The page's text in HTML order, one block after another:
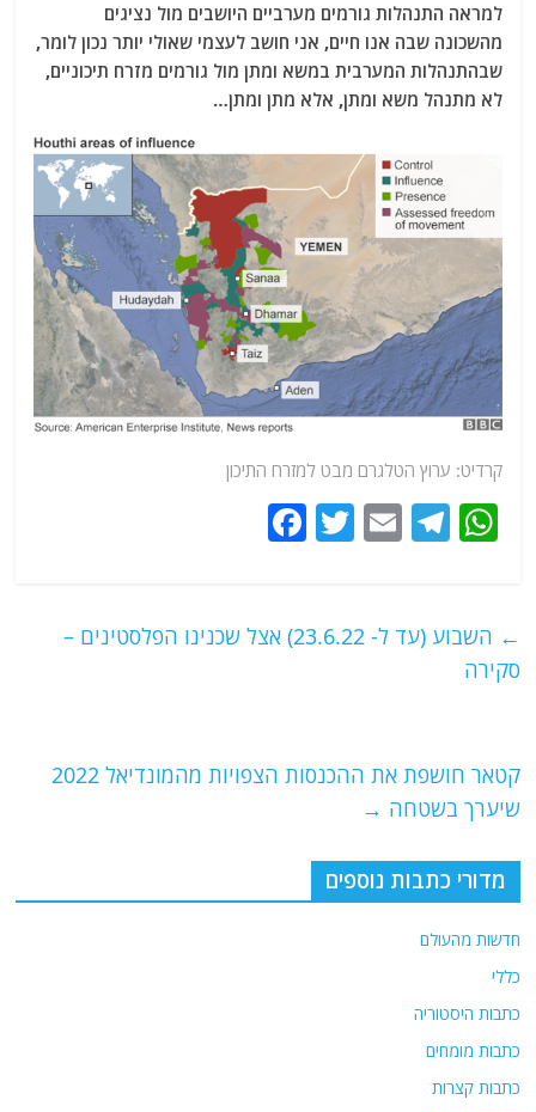
למראה התנהלות גורמים מערביים היושבים מול נציגים
מהשכונה שבה אנו חיים, אני חושב לעצמי שאולי יותר נכון לומר,
שבהתנהלות המערבית במשא ומתן מול גורמים מזרח תיכוניים,
לא מתנהל משא ומתן, אלא מתן ומתן…
קרדיט: ערוץ הטלגרם מבט למזרח התיכון
W
s
T
g
E
l
T
er
e
k
←
השבוע (עד ל- 23.6.22) אצל שכנינו הפלסטינים –
סקירה
קטאר חושפת את ההכנסות הצפויות מהמונדיאל 2022
שיערך בשטחה →
מדורי כתבות נוספים
חדשות מהעולם
כללי
כתבות היסטוריה
כתבות מומחים
כתבות קצרות